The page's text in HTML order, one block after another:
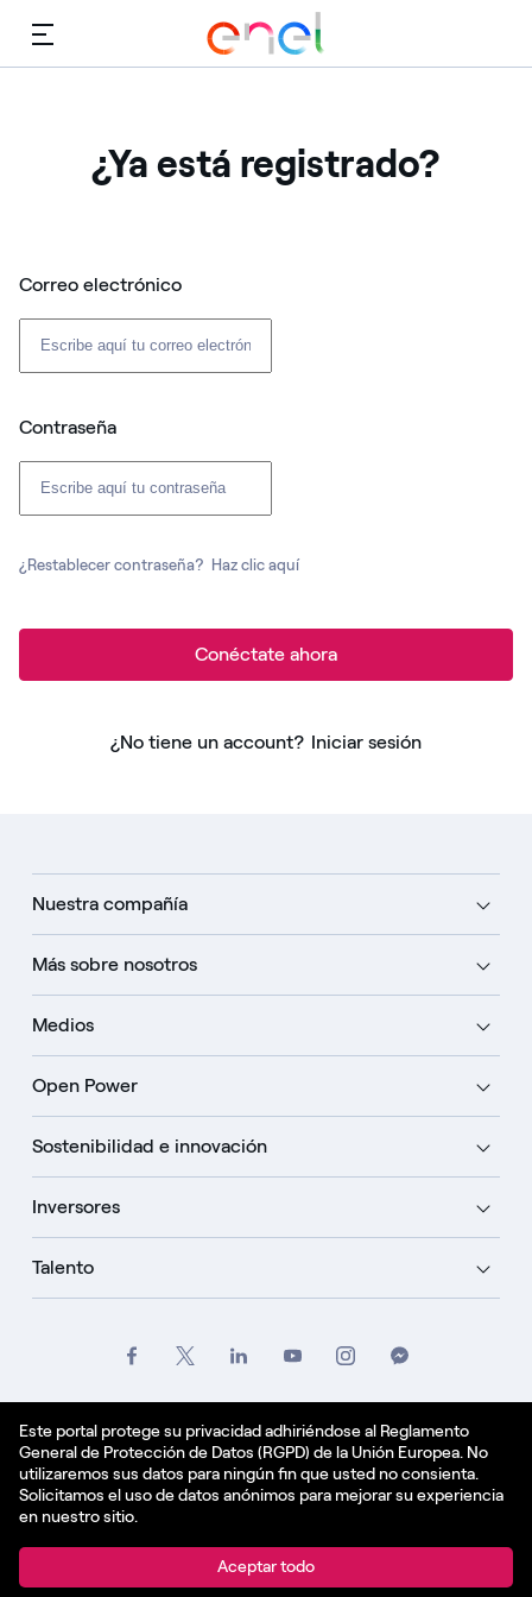
Este portal protege su privacidad adhiriéndose al Reglamento
General de Protección de Datos (RGPD) de la Unión Europea. No
utilizaremos sus datos para ningún fin que usted no consienta.
Solicitamos el uso de datos anónimos para mejorar su experiencia
en nuestro sitio.
Aceptar todo
Menú
¿Ya está registrado?
Correo electrónico
Contraseña
¿Restablecer contraseña? Haz clic aquí
Conéctate ahora
¿No tiene un account? Iniciar sesión
Nuestra compañía
Más sobre nosotros
Medios
Open Power
Sostenibilidad e innovación
Inversores
Talento
Política de cookies
Español - ES
© Enel Spa All Rights Reserved Enel Spa VAT code